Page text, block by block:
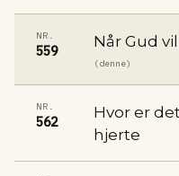
NR.
559
Når Gud
(denne)
NR.
562
Hvor er
hjerte